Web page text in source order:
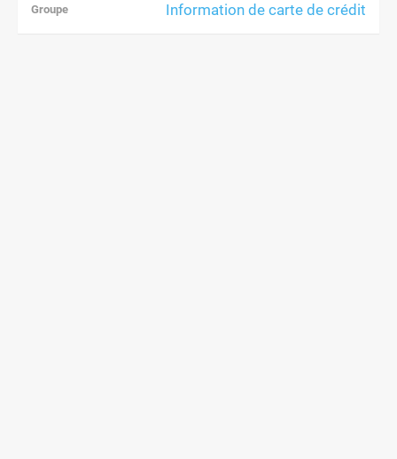
Groupe Information de carte de crédit